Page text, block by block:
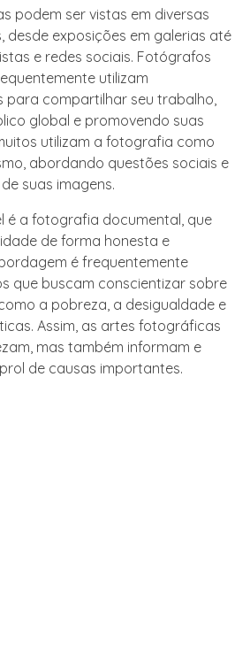
podem ser vistas em diversas
desde exposições em galerias até
e redes sociais. Fotógrafos
utilizam
compartilhar seu trabalho,
global e promovendo suas
utilizam a fotografia como
abordando questões sociais e
suas imagens.
é a fotografia documental, que
de forma honesta e
é frequentemente
que buscam conscientizar sobre
a pobreza, a desigualdade e
Assim, as artes fotográficas
mas também informam e
de causas importantes.